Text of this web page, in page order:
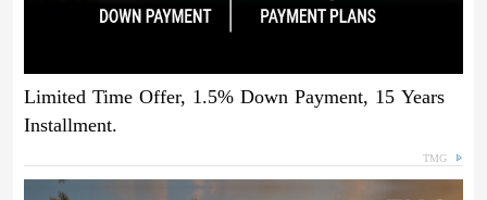
Limited Time Offer, 1.5% Down Payment, 15 Years
Installment.
TMG